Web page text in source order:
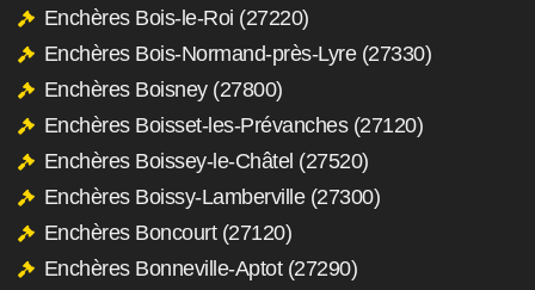
Enchères Bois-le-Roi (27220)
Enchères Bois-Normand-près-Lyre (27330)
Enchères Boisney (27800)
Enchères Boisset-les-Prévanches (27120)
Enchères Boissey-le-Châtel (27520)
Enchères Boissy-Lamberville (27300)
Enchères Boncourt (27120)
Enchères Bonneville-Aptot (27290)